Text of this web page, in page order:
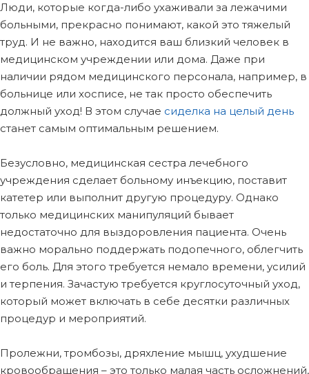
Люди, которые когда-либо ухаживали за лежачими
больными, прекрасно понимают, какой это тяжелый
труд. И не важно, находится ваш близкий человек в
медицинском учреждении или дома. Даже при
наличии рядом медицинского персонала, например, в
больнице или хосписе, не так просто обеспечить
должный уход! В этом случае сиделка на целый день
станет самым оптимальным решением.
Безусловно, медицинская сестра лечебного
учреждения сделает больному инъекцию, поставит
катетер или выполнит другую процедуру. Однако
только медицинских манипуляций бывает
недостаточно для выздоровления пациента. Очень
важно морально поддержать подопечного, облегчить
его боль. Для этого требуется немало времени, усилий
и терпения. Зачастую требуется круглосуточный уход,
который может включать в себе десятки различных
процедур и мероприятий.
Пролежни, тромбозы, дряхление мышц, ухудшение
кровообращения – это только малая часть осложнений,